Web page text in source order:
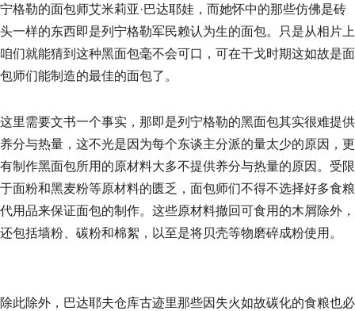
宁格勒的面包师艾米莉亚·巴达耶娃，而她怀中的那些仿佛是砖
头一样的东西即是列宁格勒军民赖认为生的面包。只是从相片上
咱们就能猜到这种黑面包毫不会可口，可在干戈时期这如故是面
包师们能制造的最佳的面包了。
这里需要文书一个事实，那即是列宁格勒的黑面包其实很难提供
养分与热量，这不光是因为每个东谈主分派的量太少的原因，更
有制作黑面包所用的原材料大多不提供养分与热量的原因。受限
于面粉和黑麦粉等原材料的匮乏，面包师们不得不选择好多食粮
代用品来保证面包的制作。这些原材料撤回可食用的木屑除外，
还包括墙粉、碳粉和棉絮，以至是将贝壳等物磨碎成粉使用。
除此除外，巴达耶夫仓库古迹里那些因失火如故碳化的食粮也必